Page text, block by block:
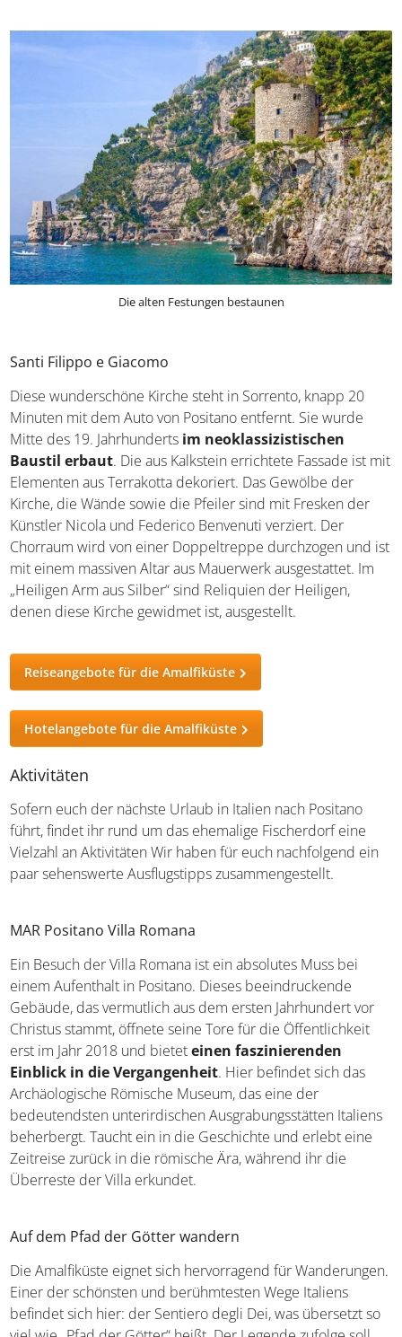
Die alten Festungen bestaunen
Santi Filippo e Giacomo
Diese wunderschöne Kirche steht in Sorrento, knapp 20
Minuten mit dem Auto von Positano entfernt. Sie wurde
Mitte des 19. Jahrhunderts im neoklassizistischen
Baustil erbaut. Die aus Kalkstein errichtete Fassade ist mit
Elementen aus Terrakotta dekoriert. Das Gewölbe der
Kirche, die Wände sowie die Pfeiler sind mit Fresken der
Künstler Nicola und Federico Benvenuti verziert. Der
Chorraum wird von einer Doppeltreppe durchzogen und ist
mit einem massiven Altar aus Mauerwerk ausgestattet. Im
„Heiligen Arm aus Silber“ sind Reliquien der Heiligen,
denen diese Kirche gewidmet ist, ausgestellt.
Reiseangebote für die Amalfiküste
Hotelangebote für die Amalfiküste
Aktivitäten
Sofern euch der nächste Urlaub in Italien nach Positano
führt, findet ihr rund um das ehemalige Fischerdorf eine
Vielzahl an Aktivitäten Wir haben für euch nachfolgend ein
paar sehenswerte Ausflugstipps zusammengestellt.
MAR Positano Villa Romana
Ein Besuch der Villa Romana ist ein absolutes Muss bei
einem Aufenthalt in Positano. Dieses beeindruckende
Gebäude, das vermutlich aus dem ersten Jahrhundert vor
Christus stammt, öffnete seine Tore für die Öffentlichkeit
erst im Jahr 2018 und bieteteinen faszinierenden
Einblick in die Vergangenheit. Hier befindet sich das
Archäologische Römische Museum, das eine der
bedeutendsten unterirdischen Ausgrabungsstätten Italiens
beherbergt. Taucht ein in die Geschichte und erlebt eine
Zeitreise zurück in die römische Ära, während ihr die
Überreste der Villa erkundet.
Auf dem Pfad der Götter wandern
Die Amalfiküste eignet sich hervorragend für Wanderungen.
Einer der schönsten und berühmtesten Wege Italiens
befindet sich hier: der Sentiero degli Dei, was übersetzt so